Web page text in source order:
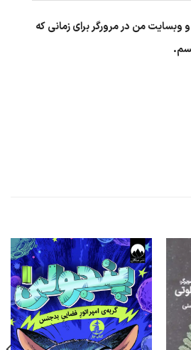
وبسایت من در مرورگر برای زمانی که